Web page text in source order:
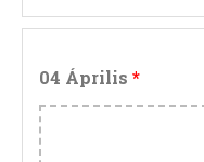
04 Április